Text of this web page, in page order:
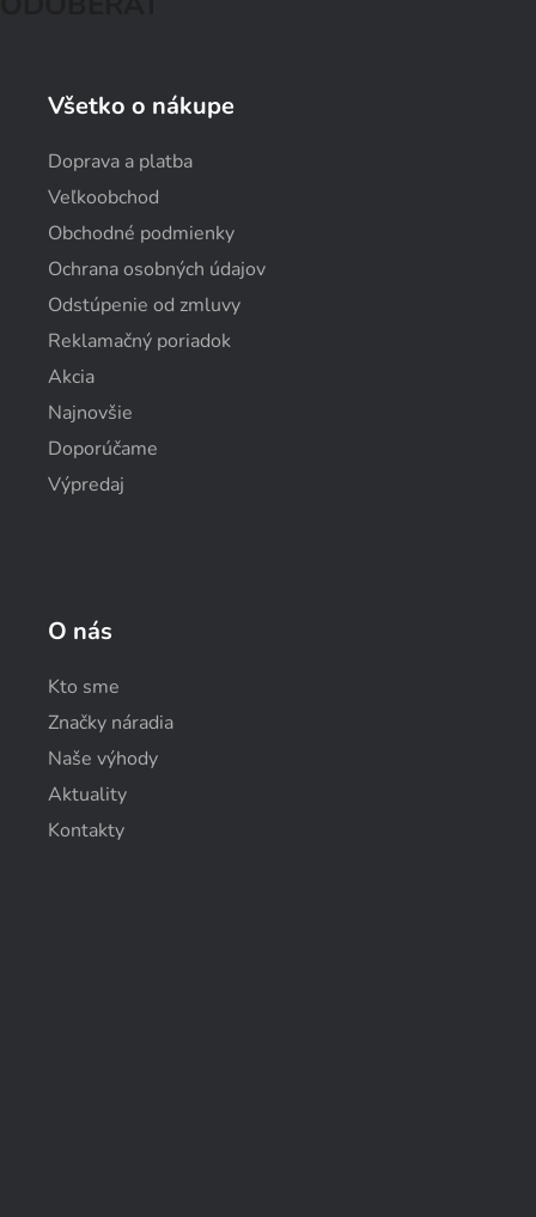
Všetko o nákupe
Doprava a platba
Veľkoobchod
Obchodné podmienky
Ochrana osobných údajov
Odstúpenie od zmluvy
Reklamačný poriadok
Akcia
Najnovšie
Doporúčame
Výpredaj
O nás
Kto sme
Značky náradia
Naše výhody
Aktuality
Kontakty